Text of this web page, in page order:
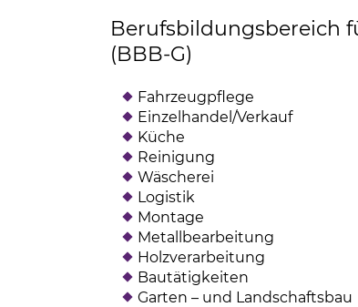
Berufsbildungsbereich
(BBB-G)
Fahrzeugpflege
Einzelhandel/Verkauf
Küche
Reinigung
Wäscherei
Logistik
Montage
Metallbearbeitung
Holzverarbeitung
Bautätigkeiten
Garten – und Landschaftsbau